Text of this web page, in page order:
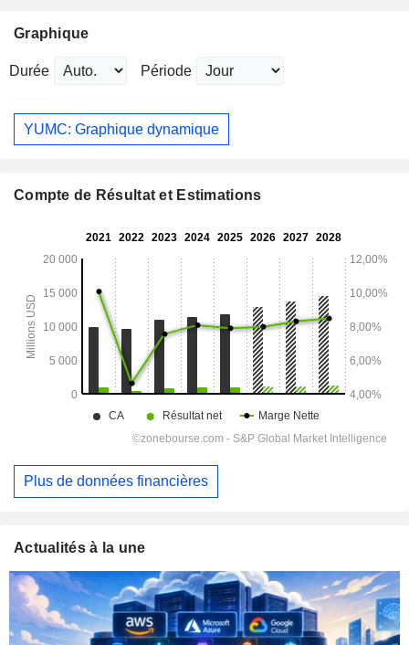
Graphique
Durée Période
YUMC: Graphique dynamique
Compte de Résultat et Estimations
Plus de données financières
Actualités à la une